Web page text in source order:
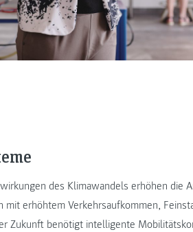
des Klimawandels erhöhen die
erhöhtem Verkehrsaufkommen,
Zukunft benötigt intelligente